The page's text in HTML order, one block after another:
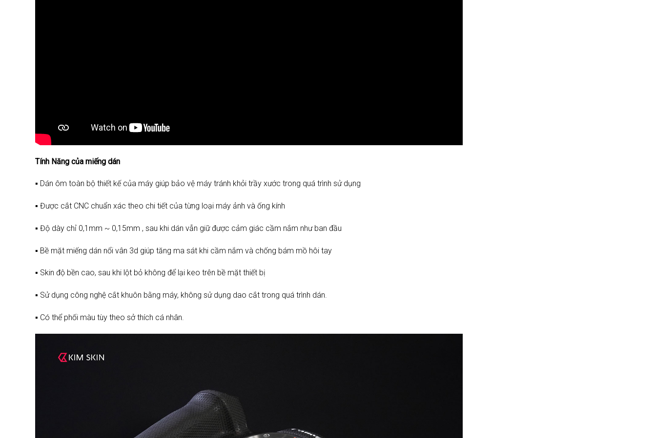
Tính Năng của miếng dán
▪️ Dán ôm toàn bộ thiết kế của máy giúp bảo vệ máy tránh khỏi trầy xước trong quá trình sử dụng
▪️ Được cắt CNC chuẩn xác theo chi tiết của từng loại máy ảnh và ống kính
▪️ Độ dày chỉ 0,1mm ~ 0,15mm , sau khi dán vẫn giữ được cảm giác cầm nắm như ban đầu
▪️ Bề mặt miếng dán nổi vân 3d giúp tăng ma sát khi cầm nắm và chống bám mồ hôi tay
▪️ Skin độ bền cao, sau khi lột bỏ không để lại keo trên bề mặt thiết bị
▪️ Sử dụng công nghệ cắt khuôn bằng máy, không sử dụng dao cắt trong quá trình dán.
▪️ Có thể phối màu tùy theo sở thích cá nhân.